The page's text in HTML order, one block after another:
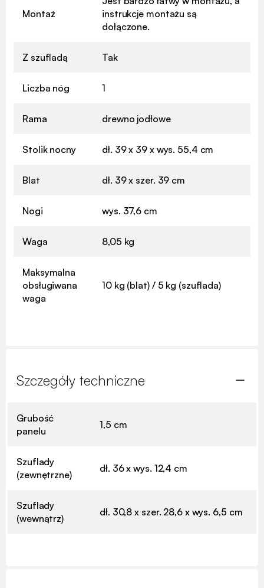
Montaż
instrukcje montażu są
dołączone.
Z szufladą Tak
Liczba nóg 1
Rama drewno jodłowe
Stolik nocny dł. 39 x 39 x wys. 55,4 cm
Blat dł. 39 x szer. 39 cm
Nogi wys. 37,6 cm
Waga 8,05 kg
Maksymalna
obsługiwana
waga
10 kg (blat) / 5 kg (szuflada)
Szczegóły techniczne
Grubość
panelu
1,5 cm
Szuflady
(zewnętrzne)
dł. 36 x wys. 12,4 cm
Szuflady
(wewnątrz)
dł. 30,8 x szer. 28,6 x wys. 6,5 cm